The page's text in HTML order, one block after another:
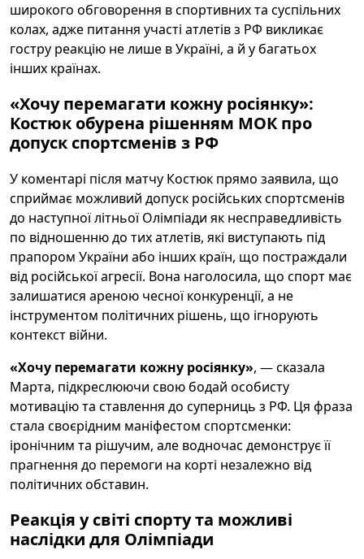
широкого обговорення в спортивних та суспільних
колах, адже питання участі атлетів з РФ викликає
гостру реакцію не лише в Україні, а й у багатьох
інших країнах.
«Хочу перемагати кожну росіянку»:
Костюк обурена рішенням МОК про
допуск спортсменів з РФ
У коментарі після матчу Костюк прямо заявила, що
сприймає можливий допуск російських спортсменів
до наступної літньої Олімпіади як несправедливість
по відношенню до тих атлетів, які виступають під
прапором України або інших країн, що постраждали
від російської агресії. Вона наголосила, що спорт має
залишатися ареною чесної конкуренції, а не
інструментом політичних рішень, що ігнорують
контекст війни.
«Хочу перемагати кожну росіянку», — сказала
Марта, підкреслюючи свою бодай особисту
мотивацію та ставлення до суперниць з РФ. Ця фраза
стала своєрідним маніфестом спортсменки:
іронічним та рішучим, але водночас демонструє її
прагнення до перемоги на корті незалежно від
політичних обставин.
Реакція у світі спорту та можливі
наслідки для Олімпіади